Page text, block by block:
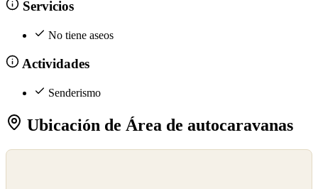
Servicios
No tiene aseos
Actividades
Senderismo
Ubicación de Área de autocaravanas